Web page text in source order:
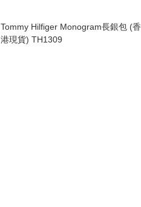
Tommy Hilfiger Monogram長銀包 (香
港現貨) TH1309